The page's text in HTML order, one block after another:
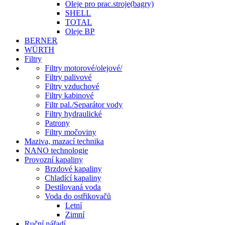
Oleje pro prac.stroje(bagry)
SHELL
TOTAL
Oleje BP
BERNER
WÜRTH
Filtry
Filtry motorové/olejové/
Filtry palivové
Filtry vzduchové
Filtry kabinové
Filtr pal./Separátor vody
Filtry hydraulické
Patrony
Filtry močoviny
Maziva, mazací technika
NANO technologie
Provozní kapaliny
Brzdové kapaliny
Chladící kapaliny
Destilovaná voda
Voda do ostřikovačů
Letní
Zimní